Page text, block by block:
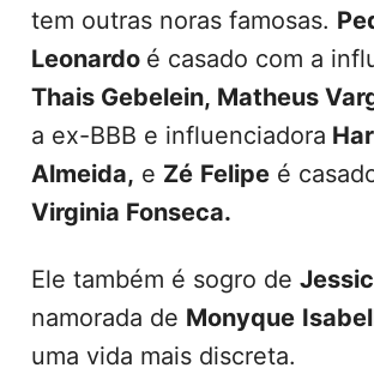
tem outras noras famosas.
Leonardo é casado com a
Thais Gebelein, Matheus
a ex-BBB e influenciadora
Almeida, e Zé Felipe é
Virginia Fonseca.
Ele também é sogro de
namorada de Monyque
uma vida mais discreta.